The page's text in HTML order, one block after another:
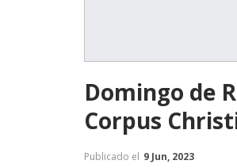
Domingo de
Corpus
Publicado el 9 Jun, 2023